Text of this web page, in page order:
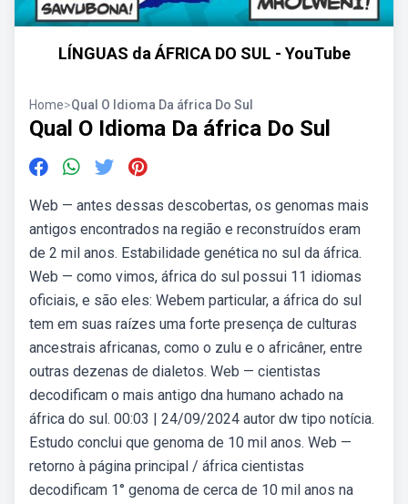
LÍNGUAS da ÁFRICA DO SUL - YouTube
Home>Qual O Idioma Da áfrica Do Sul
Qual O Idioma Da áfrica Do Sul
Web — antes dessas descobertas, os genomas mais
antigos encontrados na região e reconstruídos eram
de 2 mil anos. Estabilidade genética no sul da áfrica.
Web — como vimos, áfrica do sul possui 11 idiomas
oficiais, e são eles: Webem particular, a áfrica do sul
tem em suas raízes uma forte presença de culturas
ancestrais africanas, como o zulu e o africâner, entre
outras dezenas de dialetos. Web — cientistas
decodificam o mais antigo dna humano achado na
áfrica do sul. 00:03 | 24/09/2024 autor dw tipo notícia.
Estudo conclui que genoma de 10 mil anos. Web —
retorno à página principal / áfrica cientistas
decodificam 1° genoma de cerca de 10 mil anos na